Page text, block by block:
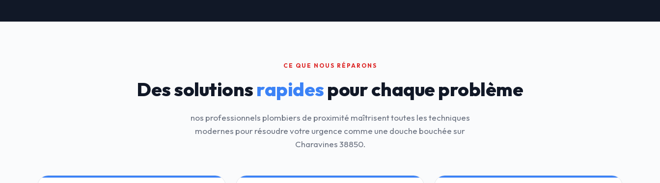
CE QUE NOUS RÉPARONS
Des solutionsrapidespour chaque problème
nos professionnels plombiers de proximité maîtrisent toutes les techniques
modernes pour résoudre votre urgence comme une douche bouchée sur
Charavines 38850.